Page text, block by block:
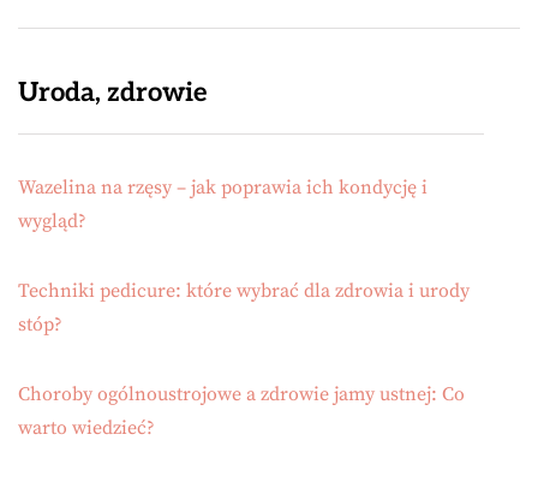
Uroda, zdrowie
Wazelina na rzęsy – jak poprawia ich kondycję i
wygląd?
Techniki pedicure: które wybrać dla zdrowia i urody
stóp?
Choroby ogólnoustrojowe a zdrowie jamy ustnej: Co
warto wiedzieć?